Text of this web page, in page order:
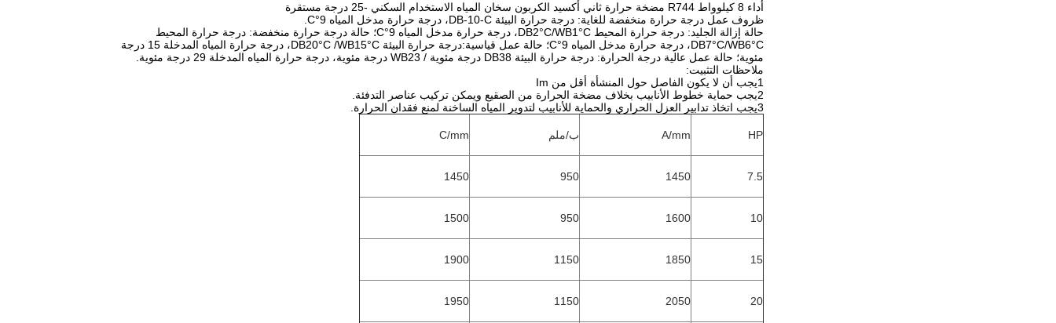
أداء 8 كيلوواط R744 مضخة حرارة ثاني أكسيد الكربون سخان المياه الاستخدام السكني -25 درجة مستقرة
ظروف عمل درجة حرارة منخفضة للغاية: درجة حرارة البيئة DB-10-C، درجة حرارة مدخل المياه 9°C.
حالة إزالة الجليد: درجة حرارة المحيط DB2°C/WB1°C، درجة حرارة مدخل المياه 9°C؛ حالة درجة حرارة منخفضة: درجة حرارة المحيط
DB7°C/WB6°C، درجة حرارة مدخل المياه 9°C؛ حالة عمل قياسية:درجة حرارة البيئة DB20°C /WB15°C، درجة حرارة المياه المدخلة 15 درجة
مئوية؛ حالة عمل عالية درجة الحرارة: درجة حرارة البيئة DB38 درجة مئوية / WB23 درجة مئوية، درجة حرارة المياه المدخلة 29 درجة مئوية.
ملاحظات التثبيت:
1يجب أن لا يكون الفاصل حول المنشأة أقل من Im
2يجب حماية خطوط الأنابيب بخلاف مضخة الحرارة من الصقيع ويمكن تركيب عناصر التدفئة.
3يجب اتخاذ تدابير العزل الحراري والحماية للأنابيب لتدوير المياه الساخنة لمنع فقدان الحرارة.
HP
A/mm ب/ملم C/mm
7.5
1450
950
1450
10
1600
950
1500
15
1850
1150
1900
20
2050
1150
1950